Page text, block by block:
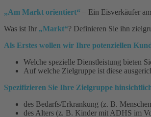
„Am Markt orientiert“ – Ein Eisverkäufer
Was ist Ihr „Markt“? Definieren Sie ihn
Als Erstes wollen wir Ihre potenziellen
Welche spezielle Dienstleistung bieten
Auf welche Zielgruppe ist diese
Spezifizieren Sie Ihre Zielgruppe
des Bedarfs/Erkrankung (z. B.
des Alters (z. B. Kinder mit ADHS im